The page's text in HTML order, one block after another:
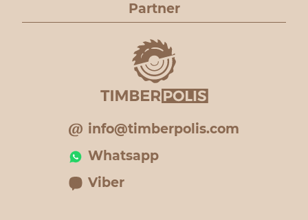
Partner
info@timberpolis.com
Whatsapp
Viber